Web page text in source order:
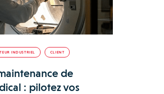
INDUSTRIEL CLIENT
de
: pilotez vos